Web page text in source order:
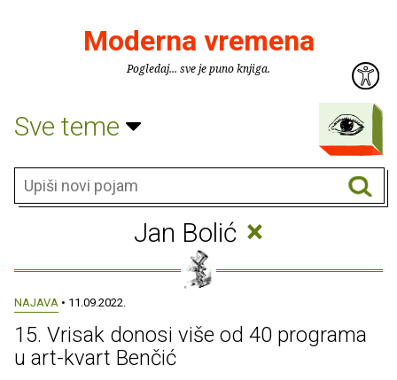
Moderna vremena
Pogledaj... sve je puno knjiga.
Sve teme
Jan Bolić ×
NAJAVA • 11.09.2022.
15. Vrisak donosi više od 40 programa
u art-kvart Benčić